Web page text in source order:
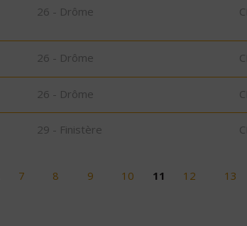
26 - Drôme
26 - Drôme
26 - Drôme
29 - Finistère
7 8 9 10 11 12 13